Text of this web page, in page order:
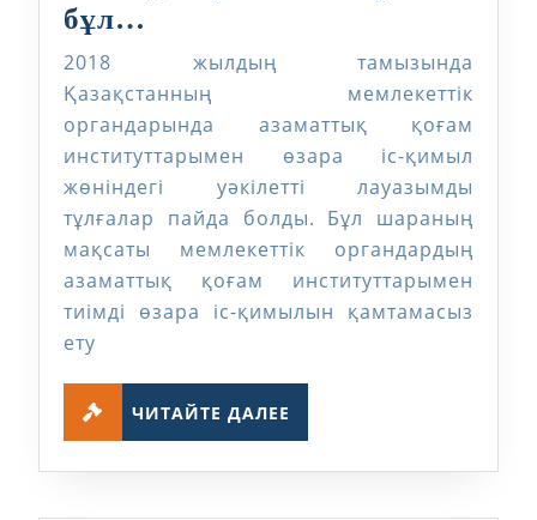
бұл…
мен
өзара
іс-
қимыл
жөніндегі
уәкілеттілер
бұл…
2018 жылдың тамызында
Қазақстанның мемлекеттік
органдарында азаматтық қоғам
институттарымен өзара іс-қимыл
жөніндегі уәкілетті лауазымды
тұлғалар пайда болды. Бұл шараның
мақсаты мемлекеттік органдардың
азаматтық қоғам институттарымен
тиімді өзара іс-қимылын қамтамасыз
ету
ЧИТАЙТЕ ДАЛЕЕ